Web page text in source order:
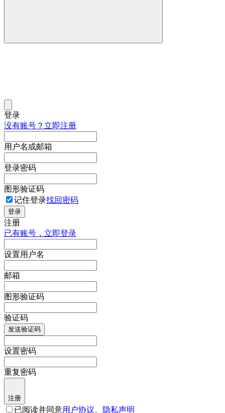
登录
没有账号？立即注册
用户名或邮箱
登录密码
图形验证码
记住登录找回密码
登录
注册
已有账号，立即登录
设置用户名
邮箱
图形验证码
验证码
发送验证码
设置密码
重复密码
注册
已阅读并同意用户协议 隐私声明